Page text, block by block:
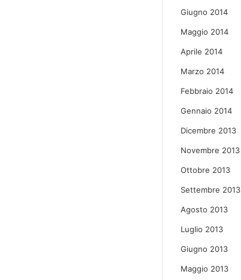
Giugno 2014
Maggio 2014
Aprile 2014
Marzo 2014
Febbraio 2014
Gennaio 2014
Dicembre 2013
Novembre 2013
Ottobre 2013
Settembre 2013
Agosto 2013
Luglio 2013
Giugno 2013
Maggio 2013